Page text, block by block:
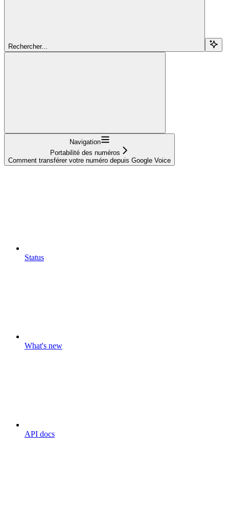
Rechercher...
Navigation
Portabilité des numéros
Comment transférer votre numéro depuis Google Voice
Status
What's new
API docs